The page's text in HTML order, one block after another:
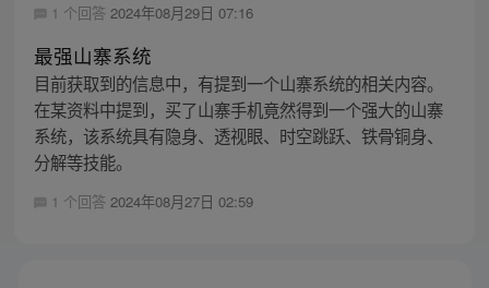
1 个回答 2024年08月29日 07:16
最强山寨系统
目前获取到的信息中，有提到一个山寨系统的相关内容。
在某资料中提到，买了山寨手机竟然得到一个强大的山寨
系统，该系统具有隐身、透视眼、时空跳跃、铁骨铜身、
分解等技能。
1 个回答 2024年08月27日 02:59